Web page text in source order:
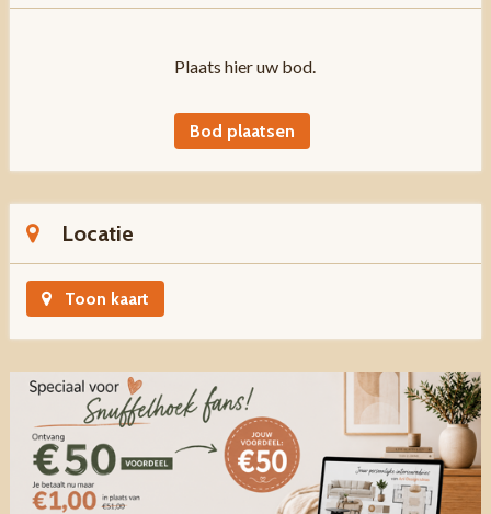
Plaats hier uw bod.
Bod plaatsen
Locatie
Toon kaart